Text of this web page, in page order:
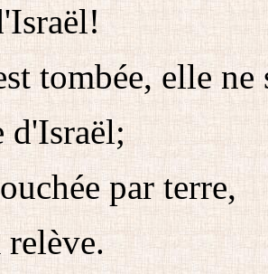
tombée, elle ne
d'Israël;
par terre,